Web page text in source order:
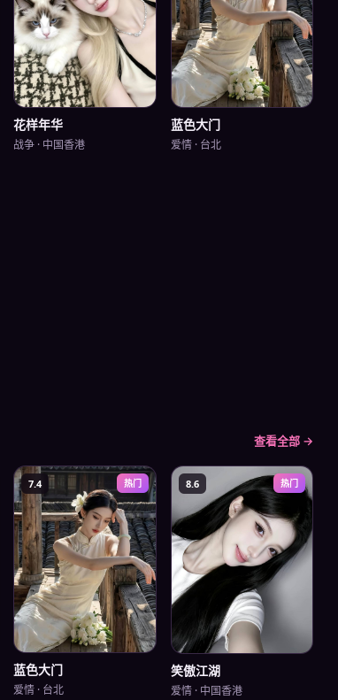
花样年华
战争 · 中国香港
蓝色大门
爱情· 台北
查看全部 →
7.4 热门
蓝色大门
爱情 · 台北
8.6 热门
笑傲江湖
爱情· 中国香港